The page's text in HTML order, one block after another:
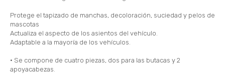
Protege el tapizado de manchas, decoloración, suciedad y pelos de
mascotas
Actualiza el aspecto de los asientos del vehículo.
Adaptable a la mayoría de los vehículos.
• Se compone de cuatro piezas, dos para las butacas y 2
apoyacabezas.